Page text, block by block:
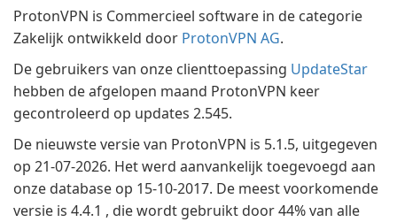
ProtonVPN is Commercieel software in de categorie
Zakelijk ontwikkeld door ProtonVPN AG.
De gebruikers van onze clienttoepassing UpdateStar
hebben de afgelopen maand ProtonVPN keer
gecontroleerd op updates 2.545.
De nieuwste versie van ProtonVPN is 5.1.5, uitgegeven
op 21-07-2026. Het werd aanvankelijk toegevoegd aan
onze database op 15-10-2017. De meest voorkomende
versie is 4.4.1 , die wordt gebruikt door 44% van alle